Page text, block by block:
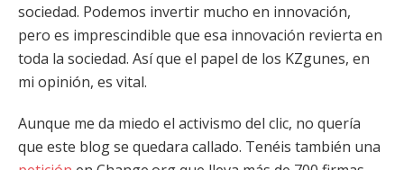
sociedad. Podemos invertir mucho en innovación,
pero es imprescindible que esa innovación revierta en
toda la sociedad. Así que el papel de los KZgunes, en
mi opinión, es vital.
Aunque me da miedo el activismo del clic, no quería
que este blog se quedara callado. Tenéis también una